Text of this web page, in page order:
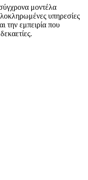
μοντέλα
υπηρεσίες
την εμπειρία που